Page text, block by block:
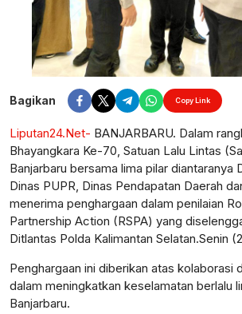
Bagikan Copy Link
Liputan24.Net- BANJARBARU. Dalam
Bhayangkara Ke-70, Satuan Lalu Lintas
Banjarbaru bersama lima pilar diantaranya
Dinas PUPR, Dinas Pendapatan Daerah
menerima penghargaan dalam penilaian
Partnership Action (RSPA) yang
Ditlantas Polda Kalimantan Selatan.Senin
Penghargaan ini diberikan atas kolaborasi
dalam meningkatkan keselamatan berlalu
Banjarbaru.